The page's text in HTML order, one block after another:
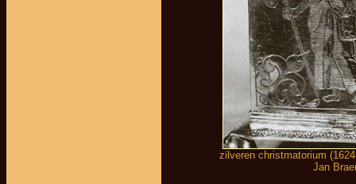
zilveren christmatorium
Jan